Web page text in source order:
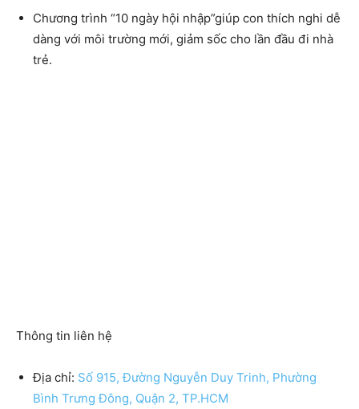
Chương trình “10 ngày hội nhập”giúp con thích nghi dễ
dàng với môi trường mới, giảm sốc cho lần đầu đi nhà
trẻ.
Thông tin liên hệ
Địa chỉ: Số 915, Đường Nguyễn Duy Trinh, Phường
Bình Trưng Đông, Quận 2, TP.HCM